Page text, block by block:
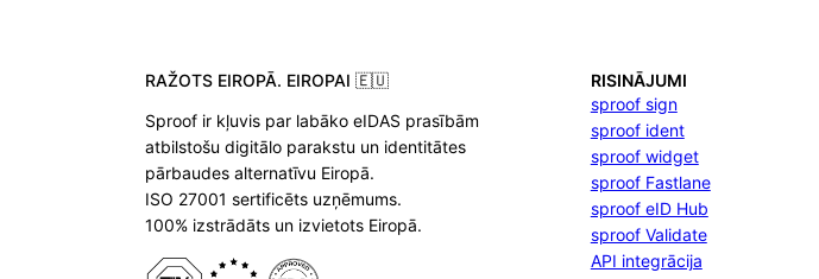
RAŽOTS EIROPĀ. EIROPAI 🇪🇺
Sproof ir kļuvis par labāko eIDAS prasībām
atbilstošu digitālo parakstu un identitātes
pārbaudes alternatīvu Eiropā.
ISO 27001 sertificēts uzņēmums.
100% izstrādāts un izvietots Eiropā.
RISINĀJUMI
sproof sign
sproof ident
sproof widget
sproof Fastlane
sproof eID Hub
sproof Validate
API integrācija